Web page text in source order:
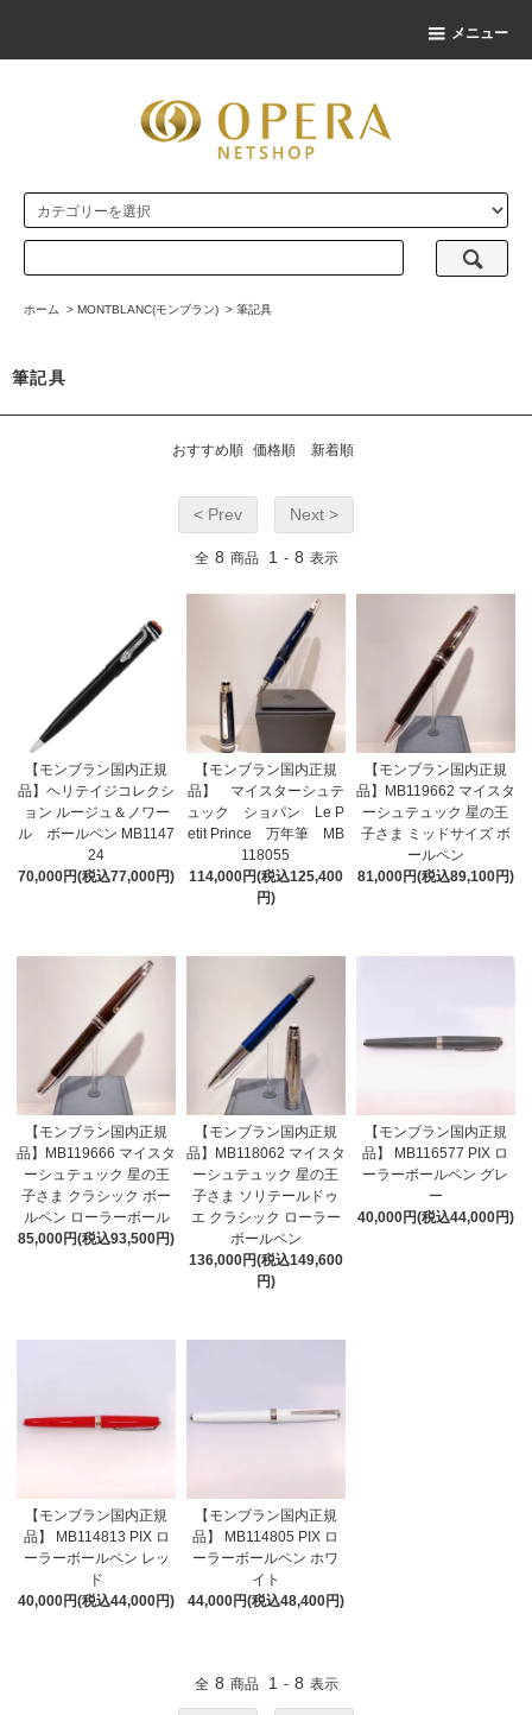
メニュー
ホーム > MONTBLANC(モンブラン) > 筆記具
筆記具
おすすめ順 価格順 新着順
< Prev Next >
全 8 商品 1 - 8 表示
【モンブラン国内正規
品】ヘリテイジコレクシ
ョン ルージュ＆ノワー
ル ボールペン MB1147
24
70,000円(税込77,000円)
【モンブラン国内正規
品】 マイスターシュテ
ュック ショパン Le P
etit Prince 万年筆 MB
118055
114,000円(税込125,400
円)
【モンブラン国内正規
品】MB119662 マイスタ
ーシュテュック 星の王
子さま ミッドサイズ ボ
ールペン
81,000円(税込89,100円)
【モンブラン国内正規
品】MB119666 マイスタ
ーシュテュック 星の王
子さま クラシック ボー
ルペン ローラーボール
85,000円(税込93,500円)
【モンブラン国内正規
品】MB118062 マイスタ
ーシュテュック 星の王
子さま ソリテールドゥ
エ クラシック ローラー
ボールペン
136,000円(税込149,600
円)
【モンブラン国内正規
品】 MB116577 PIX ロ
ーラーボールペン グレ
ー
40,000円(税込44,000円)
【モンブラン国内正規
品】 MB114813 PIX ロ
ーラーボールペン レッ
ド
40,000円(税込44,000円)
【モンブラン国内正規
品】 MB114805 PIX ロ
ーラーボールペン ホワ
イト
44,000円(税込48,400円)
全 8 商品 1 - 8 表示